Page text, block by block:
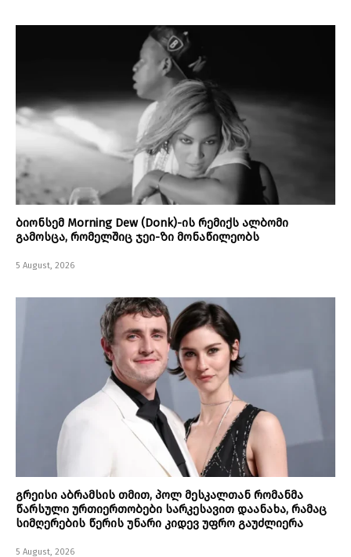
ბიონსემ Morning Dew (Donk)-ის რემიქს ალბომი
გამოსცა, რომელშიც ჯეი-ზი მონაწილეობს
5 August, 2026
გრეისი აბრამსის თმით, პოლ მესკალთან რომანმა
წარსული ურთიერთობები სარკესავით დაანახა, რამაც
სიმღერების წერის უნარი კიდევ უფრო გაუძლიერა
5 August, 2026